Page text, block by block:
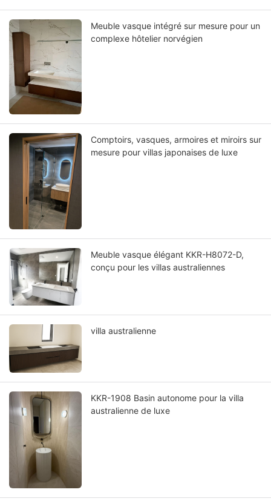
Meuble vasque intégré sur mesure pour un
complexe hôtelier norvégien
Comptoirs, vasques, armoires et miroirs sur
mesure pour villas japonaises de luxe
Meuble vasque élégant KKR-H8072-D,
conçu pour les villas australiennes
villa australienne
KKR-1908 Basin autonome pour la villa
australienne de luxe